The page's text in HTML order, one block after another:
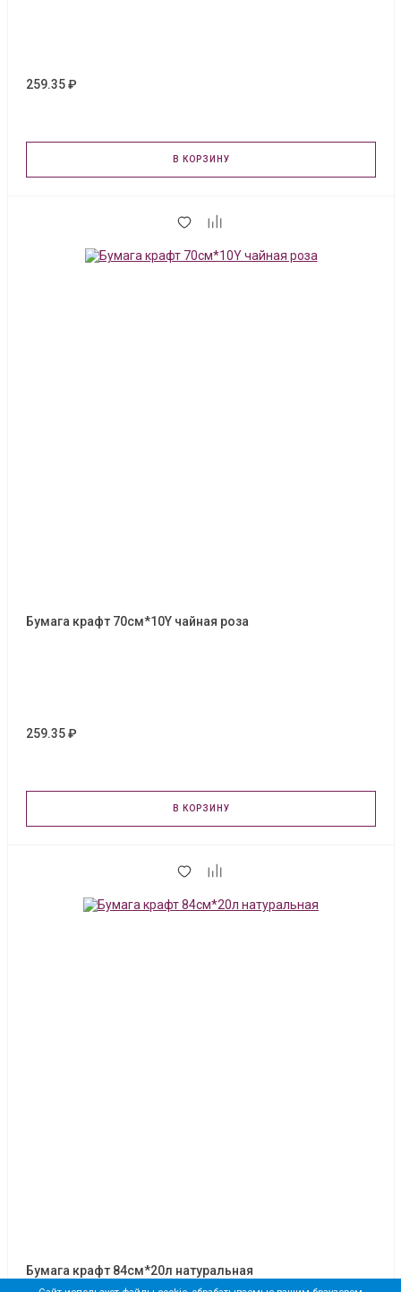
259.35 ₽
В КОРЗИНУ
Бумага крафт 70см*10Y чайная роза
259.35 ₽
В КОРЗИНУ
Бумага крафт 84см*20л натуральная